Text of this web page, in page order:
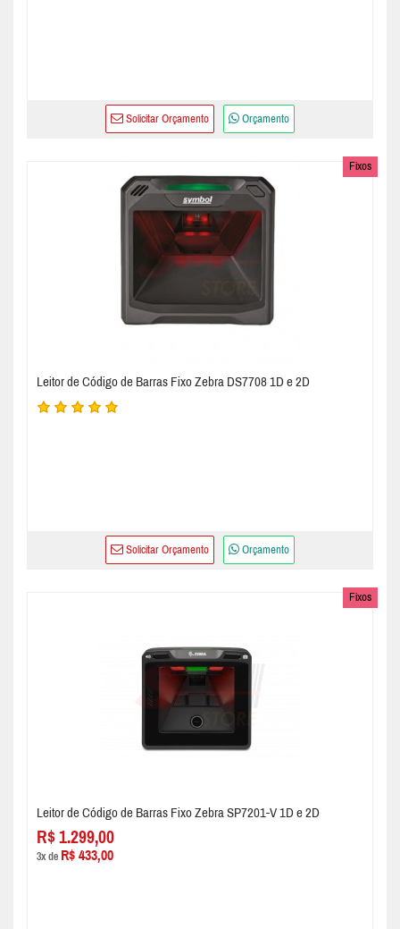
Solicitar Orçamento Orçamento
Fixos
Leitor de Código de Barras Fixo Zebra DS7708 1D e 2D
Solicitar Orçamento Orçamento
Fixos
Leitor de Código de Barras Fixo Zebra SP7201-V 1D e 2D
R$ 1.299,00
3x de R$ 433,00